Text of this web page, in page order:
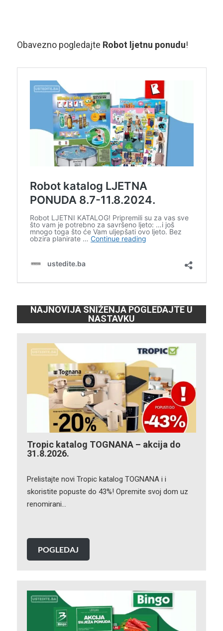
Obavezno pogledajte Robot ljetnu ponudu!
NAJNOVIJA SNIŽENJA POGLEDAJTE U
NASTAVKU
Tropic katalog TOGNANA – akcija do
31.8.2026.
Prelistajte novi Tropic katalog TOGNANA i i
skoristite popuste do 43%! Opremite svoj dom uz
renomirani…
POGLEDAJ